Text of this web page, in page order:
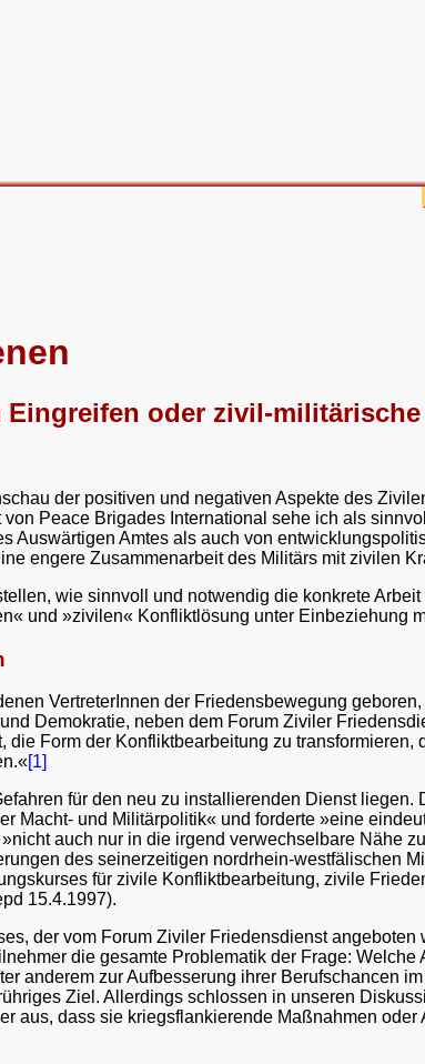
oder zivil-
der positiven und negativen Aspekte des
Peace Brigades International sehe ich als
Auswärtigen Amtes als auch von
engere Zusammenarbeit des Militärs mit zivilen
wie sinnvoll und notwendig die konkrete
und »zivilen« Konfliktlösung unter Einbeziehung
VertreterInnen der Friedensbewegung
Demokratie, neben dem Forum Ziviler
die Form der Konfliktbearbeitung zu
[1]
für den neu zu installierenden Dienst
Macht- und Militärpolitik« und forderte »eine
auch nur in die irgend verwechselbare Nähe
des seinerzeitigen nordrhein-westfälischen
für zivile Konfliktbearbeitung, zivile
15.4.1997).
der vom Forum Ziviler Friedensdienst
die gesamte Problematik der Frage:
anderem zur Aufbesserung ihrer Berufschancen
Ziel. Allerdings schlossen in unseren
aus, dass sie kriegsflankierende Maßnahmen